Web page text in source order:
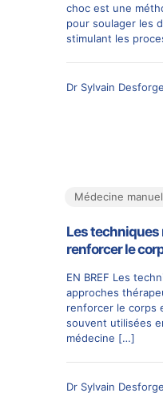
choc est une
pour soulager les
stimulant les
Dr Sylvain
Médecine
Les
renforcer le
EN BREF Les
approches
renforcer le corps
souvent utilisées
médecine […]
Dr Sylvain